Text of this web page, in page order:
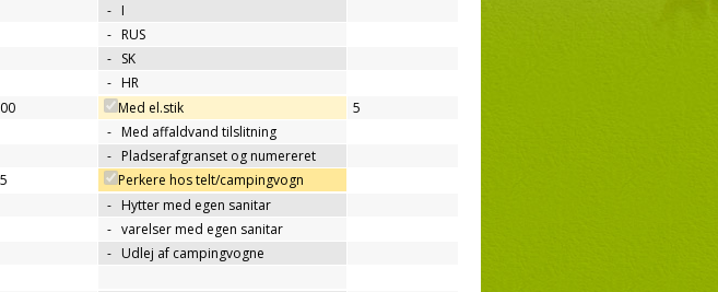
- I
- RUS
- SK
- HR
Med el.stik
5
- Med affaldvand tilslitning
- Pladserafgranset og numereret
Perkere hos telt/campingvogn
- Hytter med egen sanitar
- varelser med egen sanitar
- Udlej af campingvogne